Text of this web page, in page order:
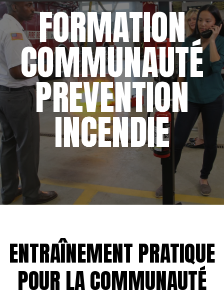
FORMATION
COMMUNAUTÉ
PREVENTION
INCENDIE
ENTRAÎNEMENT PRATIQUE
POUR LA COMMUNAUTÉ